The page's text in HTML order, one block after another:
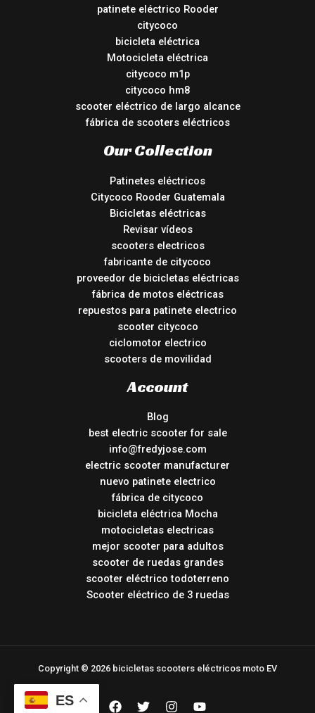
patinete eléctrico Rooder
citycoco
bicicleta eléctrica
Motocicleta eléctrica
citycoco m1p
citycoco hm8
scooter eléctrico de largo alcance
fábrica de scooters eléctricos
Our Collection
Patinetes eléctricos
Citycoco Rooder Guatemala
Bicicletas eléctricas
Revisar vídeos
scooters electricos
fabricante de citycoco
proveedor de bicicletas eléctricas
fábrica de motos eléctricas
repuestos para patinete electrico
scooter citycoco
ciclomotor electrico
scooters de movilidad
Account
Blog
best electric scooter for sale
info@fredyjose.com
electric scooter manufacturer
nuevo patinete electrico
fábrica de citycoco
bicicleta eléctrica Mocha
motocicletas electricas
mejor scooter para adultos
scooter de ruedas grandes
scooter eléctrico todoterreno
Scooter eléctrico de 3 ruedas
Copyright © 2026 bicicletas scooters eléctricos moto EV
ES